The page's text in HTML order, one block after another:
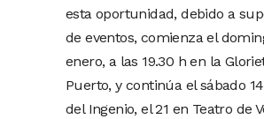
esta oportunidad, debido a
de eventos, comienza el
enero, a las 19.30 h en la
Puerto, y continúa el sábado
del Ingenio, el 21 en Teatro de